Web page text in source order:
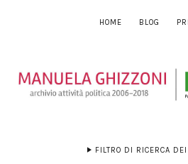
HOME BLOG
FILTRO DI RICERCA DEI